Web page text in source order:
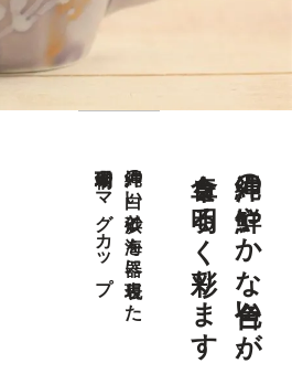
沖縄の鮮やかな色合いが、
食卓を明るく彩ります
沖縄の白い砂浜と海を器に表現した
珊瑚柄のマグカップ